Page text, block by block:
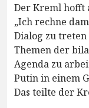
Der Kreml hofft
„Ich rechne
Dialog zu
Themen der
Agenda zu
Putin in einem
Das teilte der